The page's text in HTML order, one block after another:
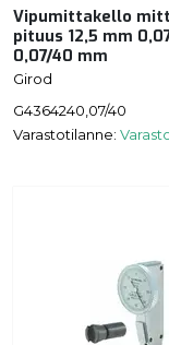
Vipumittakello
pituus 12,5 mm
0,07/40 mm
Girod
G4364240,07/40
Varastotilanne: